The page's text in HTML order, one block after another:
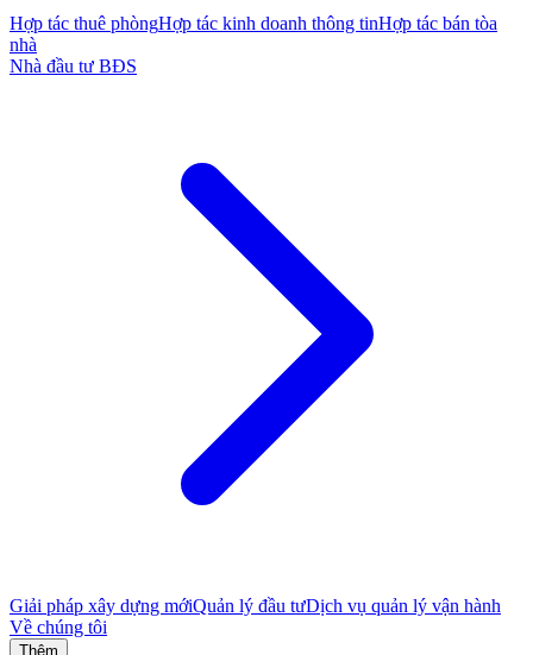
Hợp tác thuê phòngHợp tác kinh doanh thông tinHợp tác bán tòa
nhà
Nhà đầu tư BĐS
Giải pháp xây dựng mớiQuản lý đầu tưDịch vụ quản lý vận hành
Về chúng tôi
Thêm